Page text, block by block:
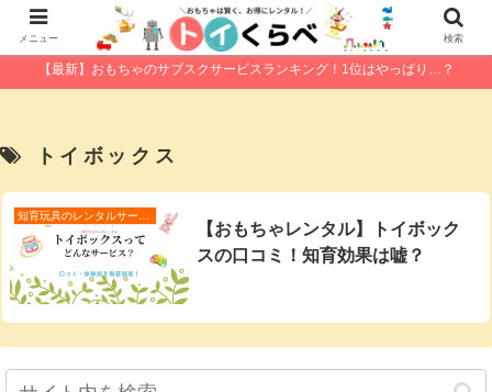
【最新】おもちゃのサブスクサービスランキング！1位はやっぱり…？
トイボックス
【おもちゃレンタル】トイボック
スの口コミ！知育効果は嘘？
メニュー 検索